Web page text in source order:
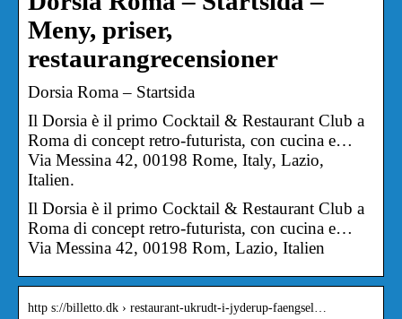
Meny, priser,
restaurangrecensioner
Dorsia Roma – Startsida
Il Dorsia è il primo Cocktail & Restaurant Club a
Roma di concept retro-futurista, con cucina e…
Via Messina 42, 00198 Rome, Italy, Lazio,
Italien.
Il Dorsia è il primo Cocktail & Restaurant Club a
Roma di concept retro-futurista, con cucina e…
Via Messina 42, 00198 Rom, Lazio, Italien
http s://billetto.dk › restaurant-ukrudt-i-jyderup-faengsel…